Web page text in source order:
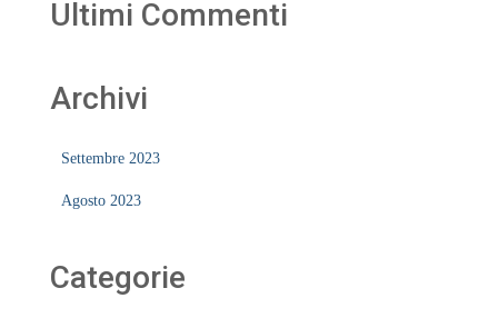
Ultimi Commenti
Archivi
Settembre 2023
Agosto 2023
Categorie